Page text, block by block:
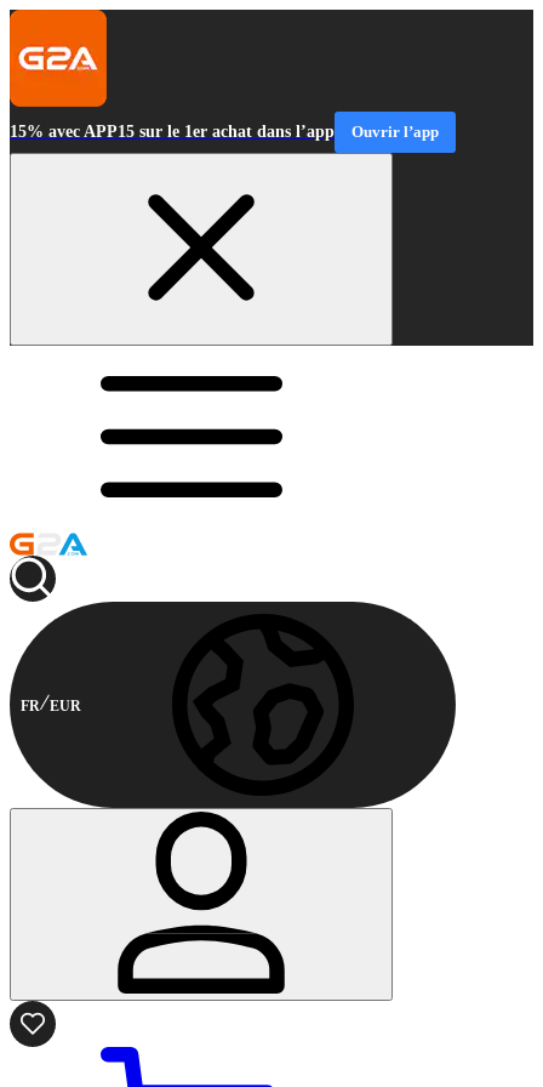
15% avec APP15 sur le 1er achat dans l’app Ouvrir l’app
FR EUR